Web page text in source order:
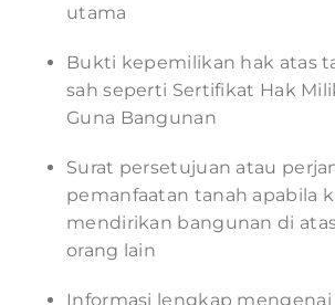
utama
Bukti kepemilikan hak atas
sah seperti Sertifikat Hak
Guna Bangunan
Surat persetujuan atau
pemanfaatan tanah apabila
mendirikan bangunan di
orang lain
Informasi lengkap mengenai